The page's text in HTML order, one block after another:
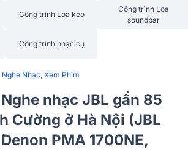
Công trình Loa kéo
Công trình Loa
soundbar
Công trình nhạc cụ
Nhạc, Xem Phim
nhạc JBL gần 85
Cường ở Hà Nội (JBL
PMA 1700NE,